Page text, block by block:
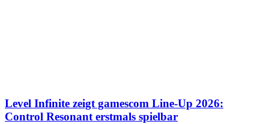
Level Infinite zeigt gamescom Line-Up 2026:
Control Resonant erstmals spielbar